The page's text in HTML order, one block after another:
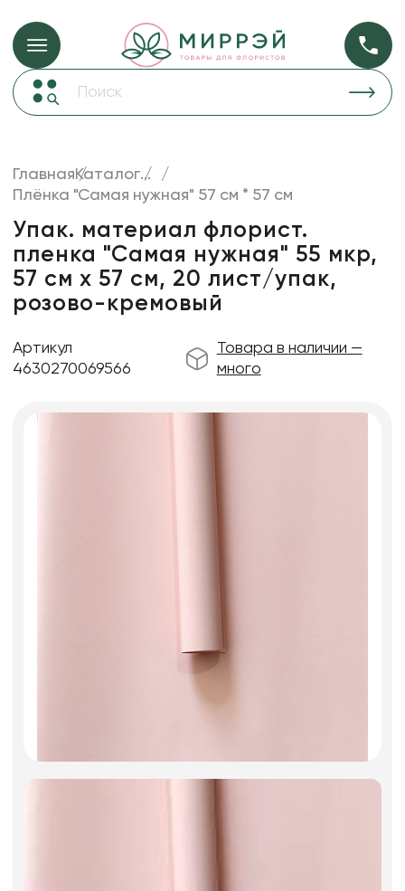
Упаковка для цветов и подарков Упаковка для
прозрачная
Коробки для цветов
Декор для дома
Лента
Товары для флористов
Пакеты для цветов и подарков
Искусственные цветы и растения
ГлавнаяКаталог...
Плёнка "Самая нужная" 57 см * 57 см
Упак. материал флорист.
пленка "Самая нужная" 55 мкр,
57 см х 57 см, 20 лист/упак,
розово-кремовый
Артикул
4630270069566
Товара в наличии —
много